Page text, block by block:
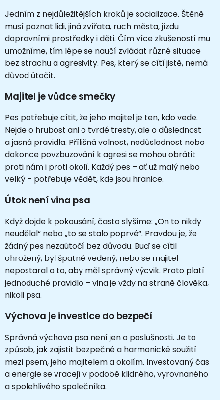
Jedním z nejdůležitějších kroků je socializace. Štěně
musí poznat lidi, jiná zvířata, ruch města, jízdu
dopravními prostředky i děti. Čím více zkušeností mu
umožníme, tím lépe se naučí zvládat různé situace
bez strachu a agresivity. Pes, který se cítí jistě, nemá
důvod útočit.
Majitel je vůdce smečky
Pes potřebuje cítit, že jeho majitel je ten, kdo vede.
Nejde o hrubost ani o tvrdé tresty, ale o důslednost
a jasná pravidla. Přílišná volnost, nedůslednost nebo
dokonce povzbuzování k agresi se mohou obrátit
proti nám i proti okolí. Každý pes – ať už malý nebo
velký – potřebuje vědět, kde jsou hranice.
Útok není vina psa
Když dojde k pokousání, často slyšíme: „On to nikdy
neudělal“ nebo „to se stalo poprvé“. Pravdou je, že
žádný pes nezaútočí bez důvodu. Buď se cítil
ohrožený, byl špatně vedený, nebo se majitel
nepostaral o to, aby měl správný výcvik. Proto platí
jednoduché pravidlo – vina je vždy na straně člověka,
nikoli psa.
Výchova je investice do bezpečí
Správná výchova psa není jen o poslušnosti. Je to
způsob, jak zajistit bezpečné a harmonické soužití
mezi psem, jeho majitelem a okolím. Investovaný čas
a energie se vracejí v podobě klidného, vyrovnaného
a spolehlivého společníka.